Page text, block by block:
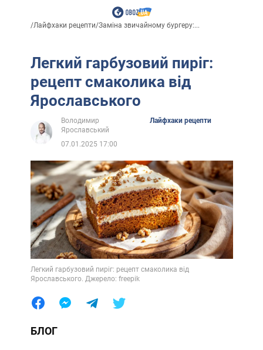
/Лайфхаки рецепти/Заміна звичайному бургеру:...
Легкий гарбузовий пиріг:
рецепт смаколика від
Ярославського
Володимир
Ярославський
Лайфхаки рецепти
07.01.2025 17:00
Легкий гарбузовий пиріг: рецепт смаколика від
Ярославського. Джерело: freepik
БЛОГ